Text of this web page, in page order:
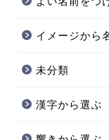
イメージから
未分類
漢字から選ぶ